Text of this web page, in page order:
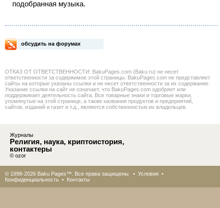
подобранная музыка.
обсудить на форумах
ОТКАЗ ОТ ОТВЕТСТВЕННОСТИ: BakuPages.com (Baku.ru) не несет
ответственности за содержимое этой страницы. BakuPages.com не представляет
сайты на которые указаны ссылки и не несет ответственности за их содержание.
Указание ссылки на сайт не означает, что BakuPages.com одобряет или
поддерживает деятельность сайта. Все товарные знаки и торговые марки,
упомянутые на этой странице, а также названия продуктов и предприятий,
сайтов, изданий и газет и т.д., являются собственностью их владельцев.
Журналы
Религия, наука, криптоистория,
контактеры
© ozor
© 1998-2026 Baku Pages™. Все права защищены • Условия •
Конфиденциальность • Контакты